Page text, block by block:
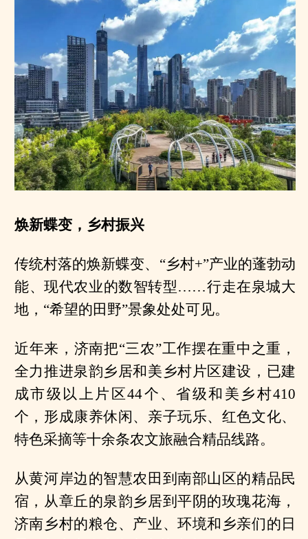
焕新蝶变，乡村振兴
传统村落的焕新蝶变、“乡村+”产业的蓬勃动
能、现代农业的数智转型……行走在泉城大
地，“希望的田野”景象处处可见。
近年来，济南把“三农”工作摆在重中之重，
全力推进泉韵乡居和美乡村片区建设，已建
成市级以上片区44个、省级和美乡村410
个，形成康养休闲、亲子玩乐、红色文化、
特色采摘等十余条农文旅融合精品线路。
从黄河岸边的智慧农田到南部山区的精品民
宿，从章丘的泉韵乡居到平阴的玫瑰花海，
济南乡村的粮仓、产业、环境和乡亲们的日